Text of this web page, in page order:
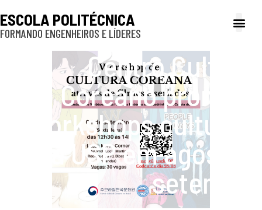
ESCOLA POLITÉCNICA
FORMANDO ENGENHEIROS E LÍDERES
Centro Cultural
Coreano promove
workshops culturais
na USP em agosto e
setembro